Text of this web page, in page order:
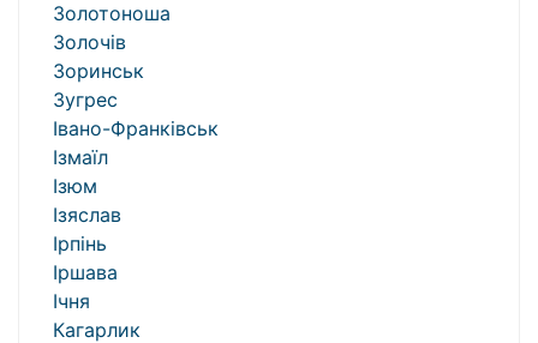
Золотоноша
Золочів
Зоринськ
Зугрес
Івано-Франківськ
Ізмаїл
Ізюм
Ізяслав
Ірпінь
Іршава
Ічня
Кагарлик